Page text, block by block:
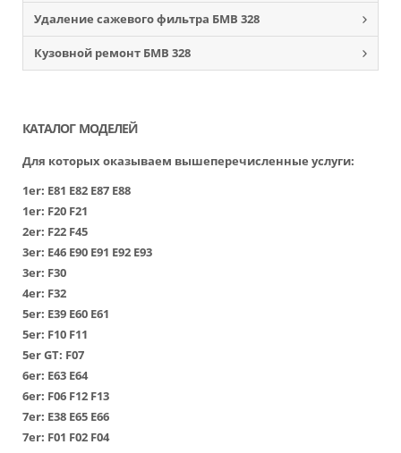
Удаление сажевого фильтра БМВ 328
Кузовной ремонт БМВ 328
КАТАЛОГ МОДЕЛЕЙ
Для которых оказываем вышеперечисленные услуги:
1er: Е81 Е82 Е87 Е88
1er: F20 F21
2er: F22 F45
3er: Е46 Е90 Е91 Е92 Е93
3er: F30
4er: F32
5er: Е39 Е60 Е61
5er: F10 F11
5er GT: F07
6er: Е63 Е64
6er: F06 F12 F13
7er: Е38 Е65 Е66
7er: F01 F02 F04